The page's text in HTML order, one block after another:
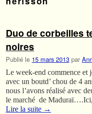
Duo de corbeilles
noires
Publié le 15 mars 2013 par
Le week-end commence et
avec un boutd’ chou de 4
nous l’avons réalisé avec
le marché de
Lire la suite →